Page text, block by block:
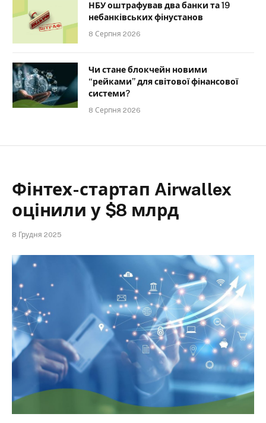
НБУ оштрафував два банки та 19
небанківських фінустанов
8 Серпня 2026
Чи стане блокчейн новими
“рейками” для світової фінансової
системи?
8 Серпня 2026
Фінтех-стартап Airwallex
оцінили у $8 млрд
8 Грудня 2025